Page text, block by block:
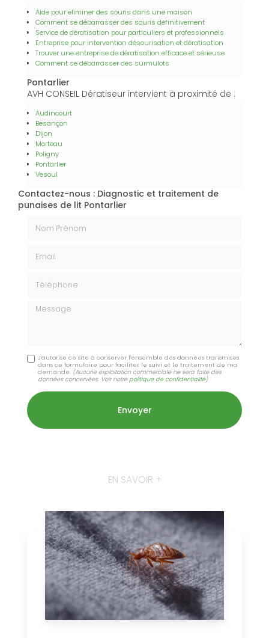
Aide pour éliminer des souris dans une maison
Comment se débarrasser des souris définitivement
Service de dératisation pour particuliers et professionnels
Entreprise pour intervention désourisation et dératisation
Trouver une entreprise de dératisation efficace et sérieuse
Comment se débarrasser des surmulots
Pontarlier
AVH CONSEIL Dératiseur intervient à proximité de :
Audincourt
Besançon
Dijon
Morteau
Poligny
Pontarlier
Vesoul
Contactez-nous : Diagnostic et traitement de
punaises de lit Pontarlier
Message
J'autorise ce site à conserver l'ensemble des données transmises
dans ce formulaire pour faciliter le suivi et le traitement de ma
demande. (Aucune exploitation commerciale ne sera faite des
données concervées. Voir notre politique de confidentialité)
EN SAVOIR +